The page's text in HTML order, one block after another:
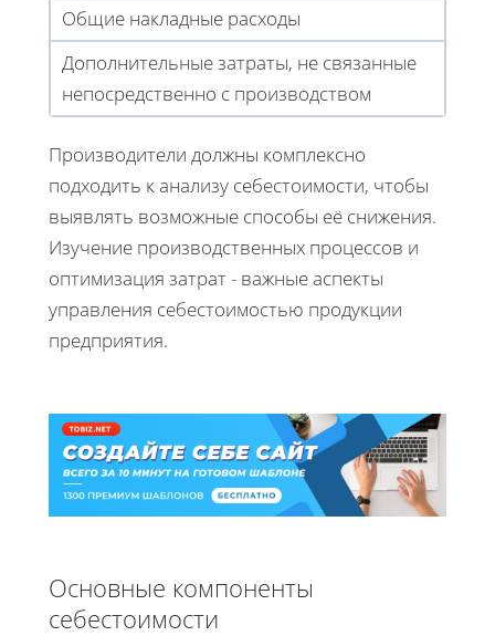
Общие накладные расходы
Дополнительные затраты, не связанные
непосредственно с производством
Производители должны комплексно
подходить к анализу себестоимости, чтобы
выявлять возможные способы её снижения.
Изучение производственных процессов и
оптимизация затрат - важные аспекты
управления себестоимостью продукции
предприятия.
Основные компоненты
себестоимости